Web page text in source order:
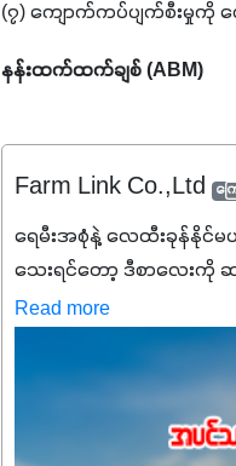
(၇) ကျောက်ကပ်ပျက်စီးမှုကို လ
နန်းထက်ထက်ချစ် (ABM)
Farm Link Co.,Ltd ကြ
ရေမီးအစုံနဲ့ လေထီးခုန်နိုင်မ
သေးရင်တော့ ဒီစာလေးကို
မစ်အက်စစ်တို့ အချိုးကျ ပေ
နိုက်ထရိုဂျင် 19%ပါဝင်တဲ့
ချက်လုပ်မှုအားကောင်းစေ
သင့်တော်တဲ့ Phosphorus
တယ်။ ဒါ့အပြင် ပန်းပွင့်ခ
Read more